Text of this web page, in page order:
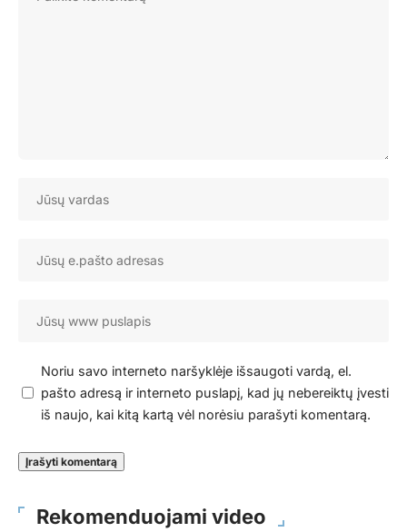
Noriu savo interneto naršyklėje išsaugoti vardą, el.
pašto adresą ir interneto puslapį, kad jų nebereiktų įvesti
iš naujo, kai kitą kartą vėl norėsiu parašyti komentarą.
Rekomenduojami video